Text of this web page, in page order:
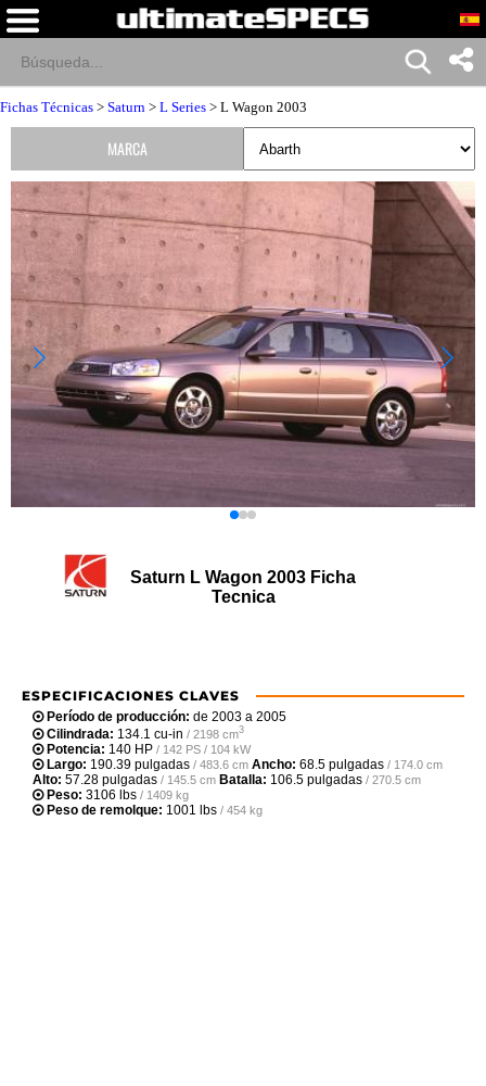
Fichas Técnicas > Saturn > L Series > L Wagon 2003
Saturn L Wagon 2003 Ficha
Tecnica
ESPECIFICACIONES CLAVES
Período de producción: de 2003 a 2005
Cilindrada: 134.1 cu-in / 2198 cm3
Potencia: 140 HP / 142 PS / 104 kW
Largo: 190.39 pulgadas / 483.6 cm Ancho: 68.5 pulgadas / 174.0 cm
Alto: 57.28 pulgadas / 145.5 cm Batalla: 106.5 pulgadas / 270.5 cm
Peso: 3106 lbs / 1409 kg
Peso de remolque: 1001 lbs / 454 kg
MARCA